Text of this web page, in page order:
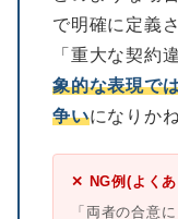
で明確に定義
「重大な契約
象的な表現で
争いになりか
✕ NG例(よく
「両者の合意